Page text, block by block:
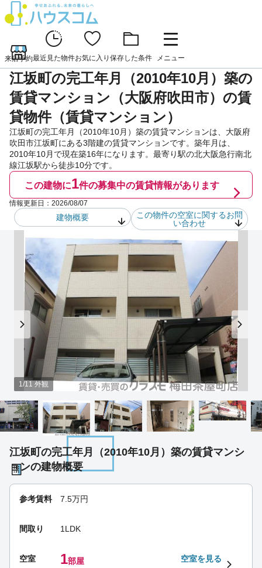
来店予約最近見た物件お気に入り 保存した条件 メニュー
江坂町の完工年月（2010年10月）築の
賃貸マンション（大阪府吹田市）の賃
貸物件（賃貸マンション）
江坂町の完工年月（2010年10月）築の賃貸マンションは、大阪府
吹田市江坂町にある3階建の賃貸マンションです。築年月は、
2010年10月で現在築16年になります。最寄り駅の北大阪急行南北
線江坂駅から徒歩10分です。
この建物に1件の募集中の賃貸情報があります
情報更新日： 2026/08/07
建物概要
この物件の空室に関するお問
い合わせ
1/11 外観
江坂町の完工年月（2010年10月）築の賃貸マンシ
ョンの建物概要
参考賃料 7.5万円
間取り 1LDK
空室 1部屋 空室を見る